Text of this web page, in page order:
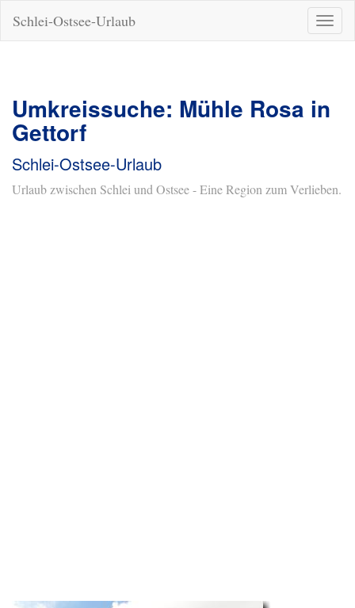
ein-/
Schlei-Ostsee-Urlaub
Umkreissuche: Mühle Rosa in
Gettorf
Schlei-Ostsee-Urlaub
Urlaub zwischen Schlei und Ostsee - Eine Region zum Verlieben.